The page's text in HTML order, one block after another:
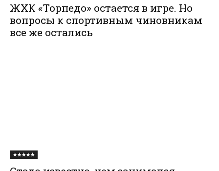
ЖХК «Торпедо» остается в игре. Но
вопросы к спортивным чиновникам
все же остались
★★★★★